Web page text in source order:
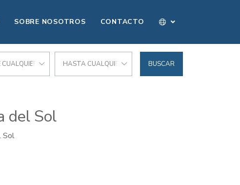
SOBRE NOSOTROS CONTACTO
PRECIO HASTA CUALQUIER PRECIO BUSCAR
del Sol
Sol